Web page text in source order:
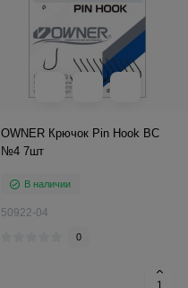
OWNER Крючок Pin Hook BC
№4 7шт
В наличии
50922-04
0